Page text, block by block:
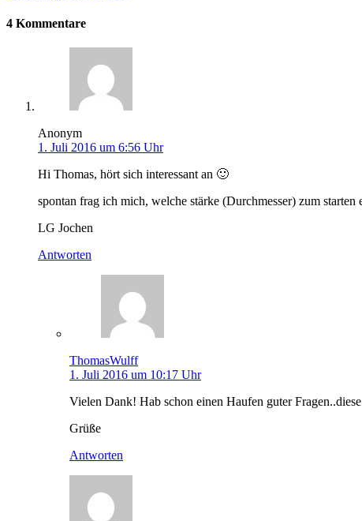
4 Kommentare
Anonym
1. Juli 2016 um 6:56 Uhr
Hi Thomas, hört sich interessant an 🙂
spontan frag ich mich, welche stärke (Durchmesser) zum
LG Jochen
Antworten
ThomasWulff
1. Juli 2016 um 10:17 Uhr
Vielen Dank! Hab schon einen Haufen guter
Grüße
Antworten